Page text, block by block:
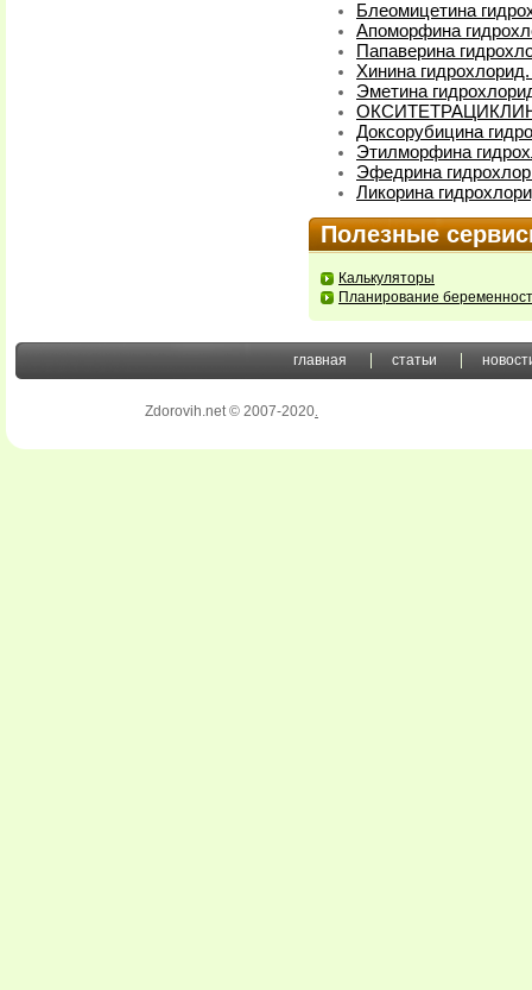
Блеомицетина
Апоморфина
Папаверина
Хинина
Эметина
Доксорубицина
Этилморфина
Эфедрина
Ликорина
Полезные
Калькуляторы
Планирование
главная статьи
Zdorovih.net © 2007-2020